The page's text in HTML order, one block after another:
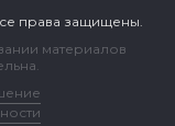
права защищены.
материалов